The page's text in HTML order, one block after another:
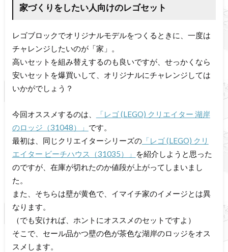
家づくりをしたい人向けのレゴセット
レゴブロックでオリジナルモデルをつくるときに、一度は
チャレンジしたいのが「家」。
高いセットを組み替えするのも良いですが、せっかくなら
安いセットを爆買いして、オリジナルにチャレンジしては
いかがでしょう？
今回オススメするのは、
「レゴ (LEGO) クリエイター 湖岸
のロッジ（31048）」 です。
最初は、同じクリエイターシリーズの「レゴ (LEGO) クリ
エイター ビーチハウス（31035）」
を紹介しようと思った
のですが、在庫が切れたのか値段が上がってしまいまし
た。
また、そちらは壁が黄色で、イマイチ家のイメージとは異
なります。
（でも安ければ、ホントにオススメのセットですよ）
そこで、セール品かつ壁の色が茶色な湖岸のロッジをオス
スメします。